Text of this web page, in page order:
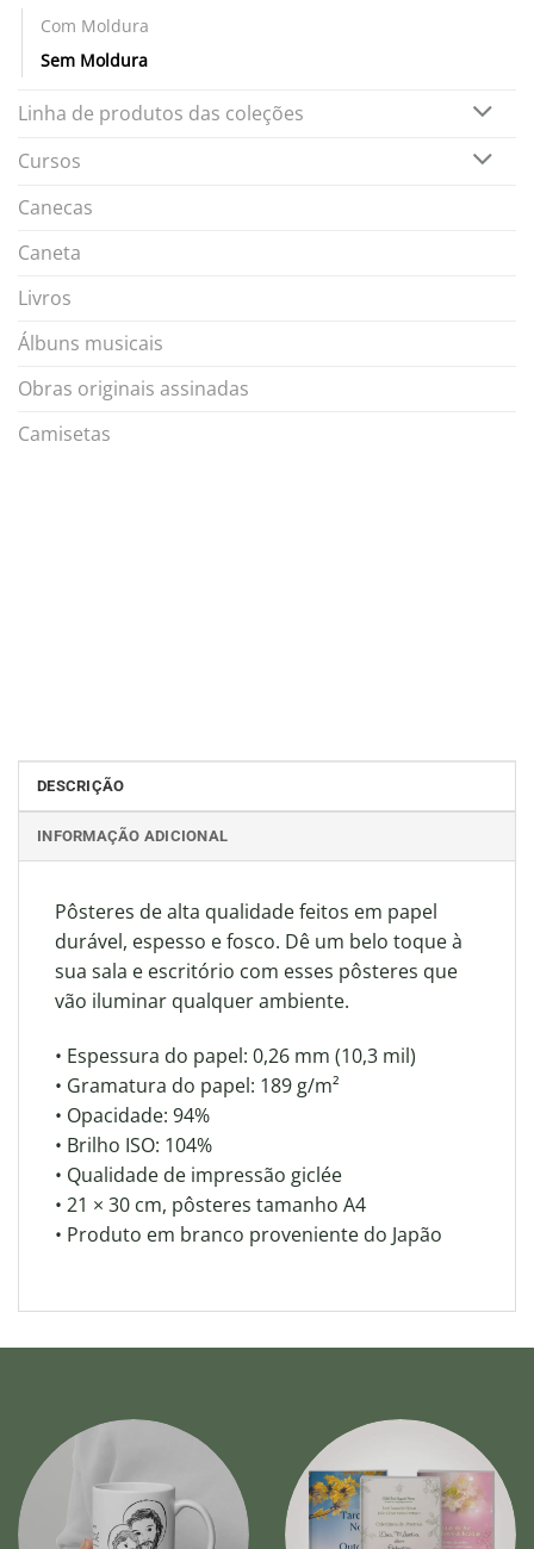
Com Moldura
Sem Moldura
Linha de produtos das coleções
Cursos
Canecas
Caneta
Livros
Álbuns musicais
Obras originais assinadas
Camisetas
DESCRIÇÃO
INFORMAÇÃO ADICIONAL
Pôsteres de alta qualidade feitos em papel
durável, espesso e fosco. Dê um belo toque à
sua sala e escritório com esses pôsteres que
vão iluminar qualquer ambiente.
• Espessura do papel: 0,26 mm (10,3 mil)
• Gramatura do papel: 189 g/m²
• Opacidade: 94%
• Brilho ISO: 104%
• Qualidade de impressão giclée
• 21 × 30 cm, pôsteres tamanho A4
• Produto em branco proveniente do Japão